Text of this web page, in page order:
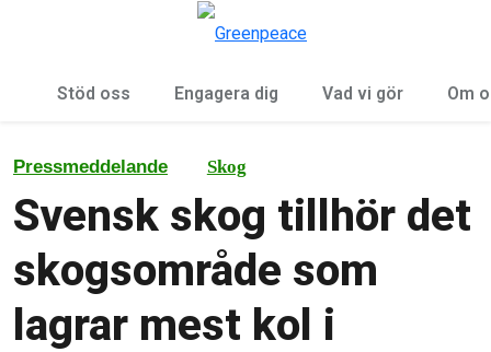
Stöd oss Engagera dig Vad vi gör Om
Pressmeddelande Skog
Svensk skog tillhör det
skogsområde som
lagrar mest kol i